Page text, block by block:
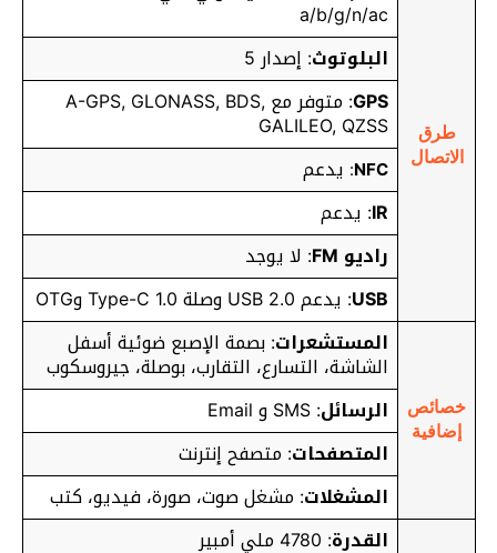
طرق
الاتصال
a/b/g/n/ac
البلوتوث: إصدار 5
GPS
: متوفر مع A-GPS, GLONASS, BDS,
GALILEO, QZSS
NFC
: يدعم
IR: يدعم
راديو FM
: لا يوجد
USB: يدعم USB 2.0 وصلة Type-C 1.0 وOTG
خصائص
إضافية
المستشعرات: بصمة الإصبع ضوئية أسفل
الشاشة، التسارع، التقارب، بوصلة، جيروسكوب
الرسائل: SMS و Email
المتصفحات: متصفح إنترنت
المشغلات: مشغل صوت، صورة، فيديو، كتب
القدرة: 4780 ملي أمبير